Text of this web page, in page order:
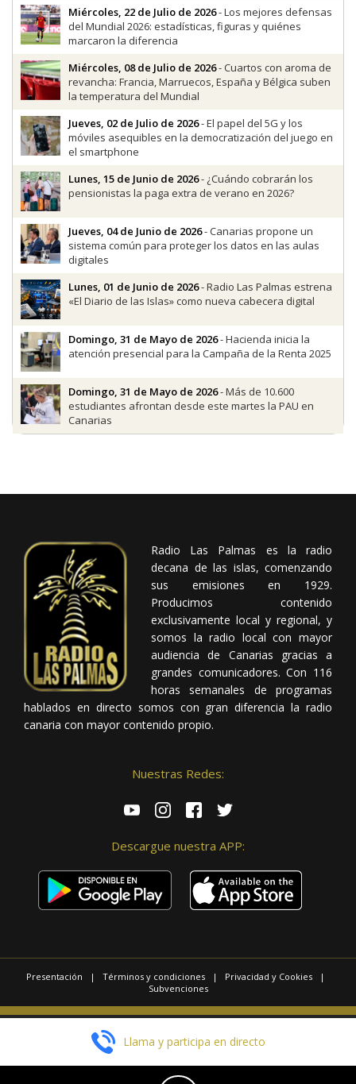
Miércoles, 22 de Julio de 2026- Los mejores defensas
del Mundial 2026: estadísticas, figuras y quiénes
marcaron la diferencia
Miércoles, 08 de Julio de 2026- Cuartos con aroma de
revancha: Francia, Marruecos, España y Bélgica suben
la temperatura del Mundial
Jueves, 02 de Julio de 2026- El papel del 5G y los
móviles asequibles en la democratización del juego en
el smartphone
Lunes, 15 de Junio de 2026- ¿Cuándo cobrarán los
pensionistas la paga extra de verano en 2026?
Jueves, 04 de Junio de 2026- Canarias propone un
sistema común para proteger los datos en las aulas
digitales
Lunes, 01 de Junio de 2026- Radio Las Palmas estrena
«El Diario de las Islas» como nueva cabecera digital
Domingo, 31 de Mayo de 2026- Hacienda inicia la
atención presencial para la Campaña de la Renta 2025
Domingo, 31 de Mayo de 2026- Más de 10.600
estudiantes afrontan desde este martes la PAU en
Canarias
Radio Las Palmas es la radio
decana de las islas, comenzando
sus emisiones en 1929.
Producimos contenido
exclusivamente local y regional, y
somos la radio local con mayor
audiencia de Canarias gracias a
grandes comunicadores. Con 116
horas semanales de programas
hablados en directo somos con gran diferencia la radio
canaria con mayor contenido propio.
Nuestras Redes:
Descargue nuestra APP:
Presentación | Términos y condiciones | Privacidad y Cookies |
Subvenciones
Página realizada porWeb Las Palmas
Llama y participa en directo
EN DIRECTO